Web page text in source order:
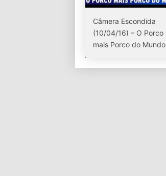
Câmera Escondida
(10/04/16) – O Porco
mais Porco do Mundo